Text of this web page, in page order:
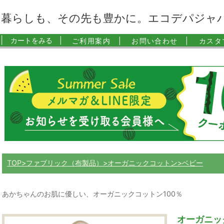
暮らしも、その先も豊かに。エコデパジャ
カートをみる | ご利用案内 | お問い合わせ | カス
TOP ファブリック（布製品） オーガニックコットン ベビー
あかちゃんのお肌に優しい、オーガニックコットン100％
オーガニ